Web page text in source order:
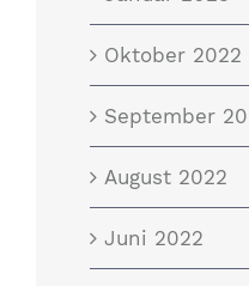
Oktober 2022
September
August 2022
Juni 2022